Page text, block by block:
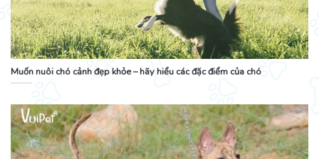
Muốn nuôi chó cảnh đẹp khỏe – hãy hiểu các đặc điểm của chó